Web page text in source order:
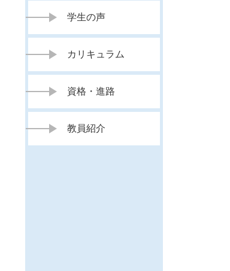
学生の声
カリキュラム
資格・進路
教員紹介